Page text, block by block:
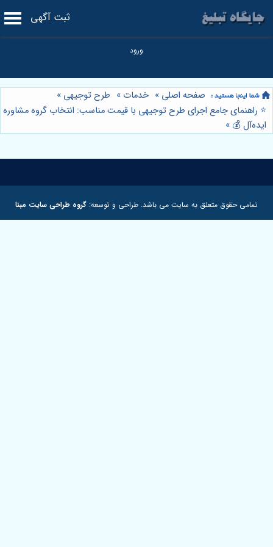
ثبت آگهی
صفحه اصلی » خدمات » طرح توجیهی »
⭐️ راهنمای جامع اجرای طرح توجیهی با قیمت مناسب: انتخاب گروه مشاوره
ایده‌آل 💰 »
تمامی حقوق متعلق به سایت می باشد. طراحی و توسعه: گروه طراحی سایت مبنا